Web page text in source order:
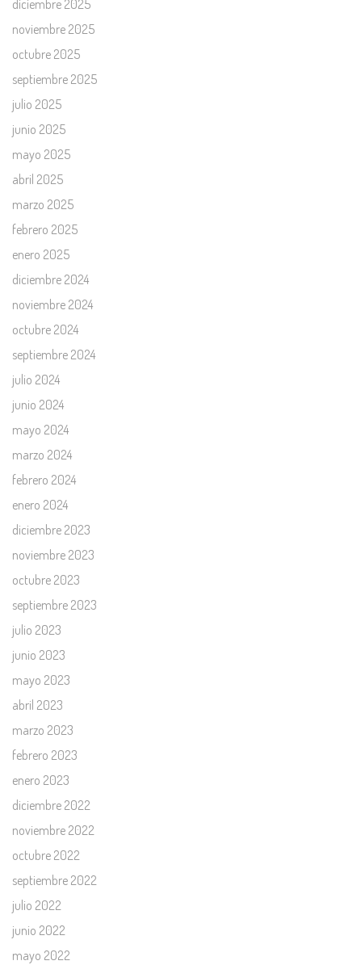
diciembre 2025
noviembre 2025
octubre 2025
septiembre 2025
julio 2025
junio 2025
mayo 2025
abril 2025
marzo 2025
febrero 2025
enero 2025
diciembre 2024
noviembre 2024
octubre 2024
septiembre 2024
julio 2024
junio 2024
mayo 2024
marzo 2024
febrero 2024
enero 2024
diciembre 2023
noviembre 2023
octubre 2023
septiembre 2023
julio 2023
junio 2023
mayo 2023
abril 2023
marzo 2023
febrero 2023
enero 2023
diciembre 2022
noviembre 2022
octubre 2022
septiembre 2022
julio 2022
junio 2022
mayo 2022